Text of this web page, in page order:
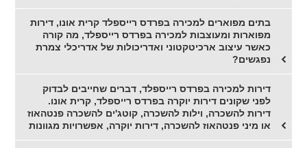
בתים מפוארים למכירה בפרדס רייספלד קרית אונו, דירות
מפוארות ומעוצבות למכירה בפרדס רייספלד, מה קורה
כאשר עיצוב ארכיטקטוני ואדריכולות של אדריכלי צמרת
נפגשים?
דירות למכירה בפרדס רייספלד, דברים שחייבים לבדוק
לפני שקונים דירות יוקרה בפרדס רייספלד, קרית אונו.
דירות להשכרה, וילות להשכרה, קוטג'ים להשכרה פנטהאוז
או מיני פנטהאוז להשכרה, דירות יוקרה, אפשרויות מגוונות